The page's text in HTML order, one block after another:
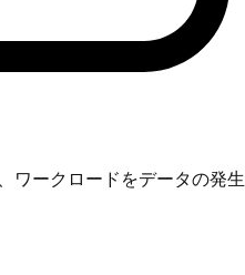
ワークロードをデータの発生